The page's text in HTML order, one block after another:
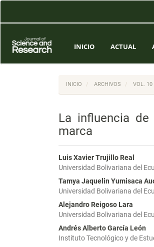
Contenido
Barra
lateral
INICIO ACTUAL
INICIO ARCHIVOS VOL. 10
La influencia
marca
Luis Xavier Trujillo Real
Universidad Bolivariana del
Tamya Jaquelin Yumisaca
Universidad Bolivariana del
Alejandro Reigoso Lara
Universidad Bolivariana del
Andrés Alberto García León
Instituto Tecnológico y de